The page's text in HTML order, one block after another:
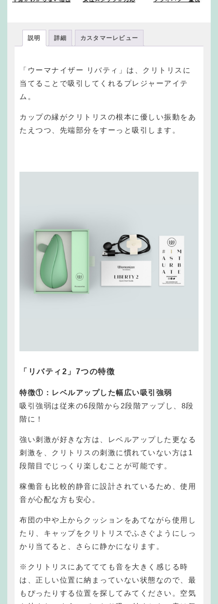
説明 詳細 カスタマーレビュー
「ウーマナイザー リバティ」は、クリトリスに
当てることで吸引してくれるプレジャーアイテ
ム。
カップの縁がクリトリスの根本に優しい振動をあ
たえつつ、先端部分をすーっと吸引します。
「リバティ2」7つの特徴
特徴①：レベルアップした幅広い吸引強弱
吸引強弱は従来の6段階から2段階アップし、8段
階に！
強い刺激が好きな方は、レベルアップした更なる
刺激を、
クリトリスの刺激に慣れていない方は1
段階目でじっくり楽しむことが可能です。
稼働音も比較的静音に設計されているため、使用
音が心配な方も安心。
布団の中や上からクッションをあてながら使用し
たり、 キャップをクリトリスでふさぐようにしっ
かり当てると、さらに静かになります。
※クリトリスにあててても音を大きく感じる時
は、正しい位置に納まっていない状態なので、最
もぴったりする位置を探してみてください。空気